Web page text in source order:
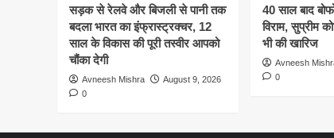
सड़क से रेलवे और बिजली से पानी तक
बदला भारत का इंफ्रास्ट्रक्चर, 12
साल के विकास की पूरी तस्वीर आपको
चौंका देगी
Avneesh Mishra
August 9, 2026
0
40 साल बाद
विराम, सुप्रीम
भी की खारिज
Avneesh
0